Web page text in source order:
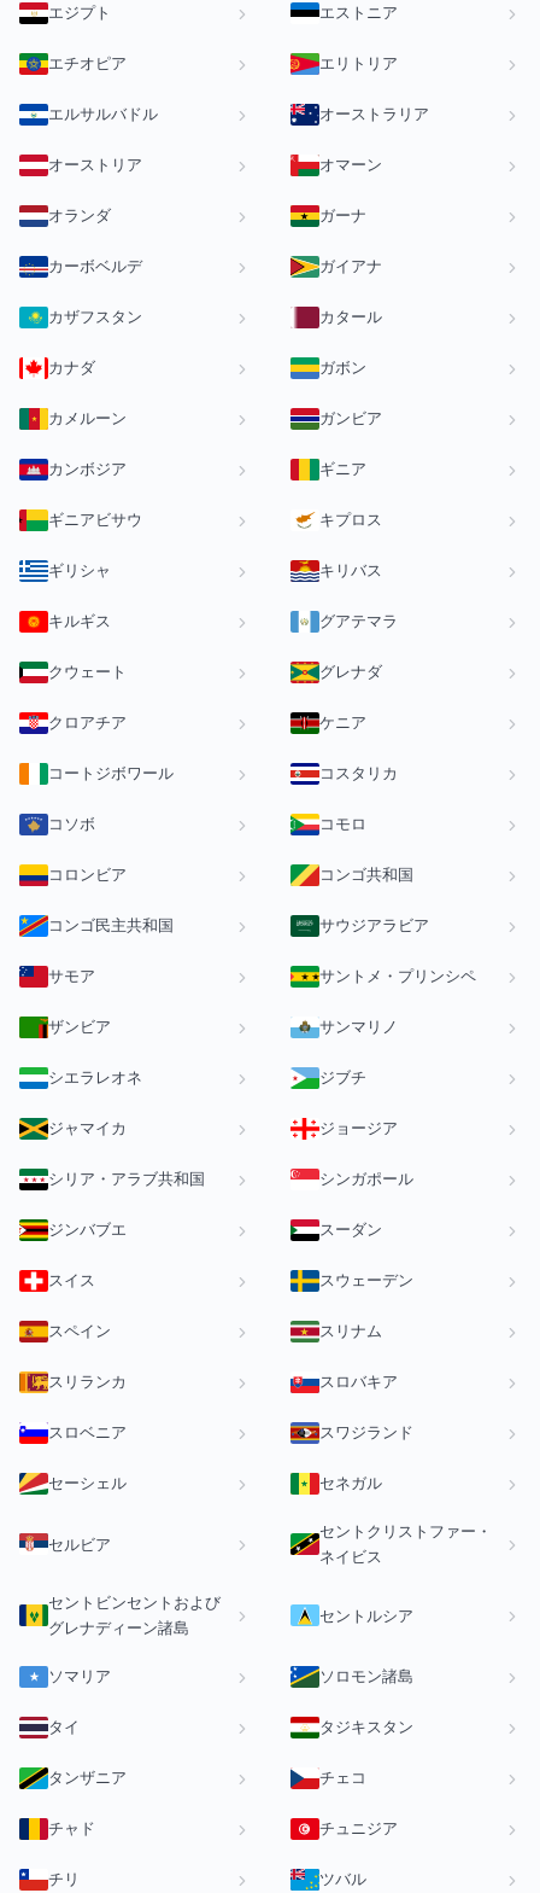
エジプト エストニア
エチオピア エリトリア
エルサルバドル オーストラリア
オーストリア オマーン
オランダ ガーナ
カーボベルデ ガイアナ
カザフスタン カタール
カナダ ガボン
カメルーン ガンビア
カンボジア ギニア
ギニアビサウ キプロス
ギリシャ キリバス
キルギス グアテマラ
クウェート グレナダ
クロアチア ケニア
コートジボワール コスタリカ
コソボ コモロ
コロンビア コンゴ共和国
コンゴ民主共和国 サウジアラビア
サモア サントメ・プリンシペ
ザンビア サンマリノ
シエラレオネ ジブチ
ジャマイカ ジョージア
シリア・アラブ共和国 シンガポール
ジンバブエ スーダン
スイス スウェーデン
スペイン スリナム
スリランカ スロバキア
スロベニア スワジランド
セーシェル セネガル
セルビア
セントクリストファー・
ネイビス
セントビンセントおよび
グレナディーン諸島
セントルシア
ソマリア ソロモン諸島
タイ タジキスタン
タンザニア チェコ
チャド チュニジア
チリ ツバル